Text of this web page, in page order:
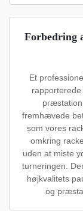
Forbedring
Et
fremhævede
som vores
omkring
uden at miste
turneringen.
højkvalitets
og